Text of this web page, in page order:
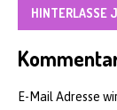
HINTERLASSE
E-Mail Adresse